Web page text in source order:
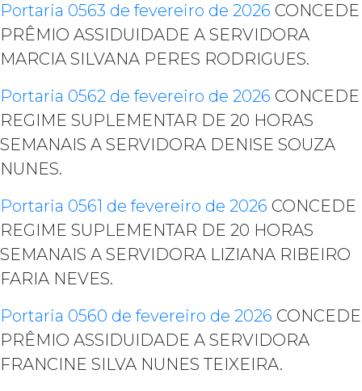
Portaria 0563 de fevereiro de 2026 CONCEDE
PRÊMIO ASSIDUIDADE A SERVIDORA
MARCIA SILVANA PERES RODRIGUES.
Portaria 0562 de fevereiro de 2026 CONCEDE
REGIME SUPLEMENTAR DE 20 HORAS
SEMANAIS A SERVIDORA DENISE SOUZA
NUNES.
Portaria 0561 de fevereiro de 2026 CONCEDE
REGIME SUPLEMENTAR DE 20 HORAS
SEMANAIS A SERVIDORA LIZIANA RIBEIRO
FARIA NEVES.
Portaria 0560 de fevereiro de 2026 CONCEDE
PRÊMIO ASSIDUIDADE A SERVIDORA
FRANCINE SILVA NUNES TEIXEIRA.